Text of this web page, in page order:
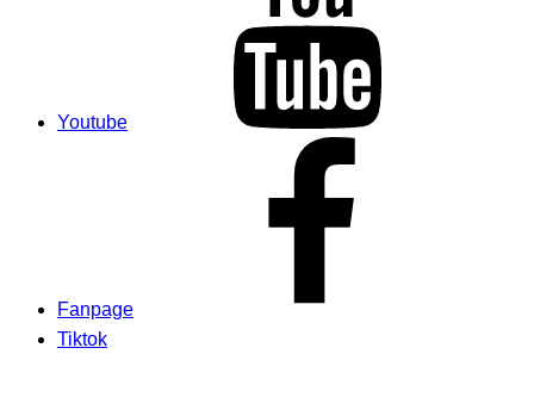
Youtube
Fanpage
Tiktok